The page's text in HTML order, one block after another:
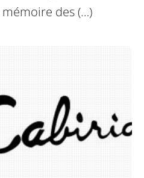
des (…)